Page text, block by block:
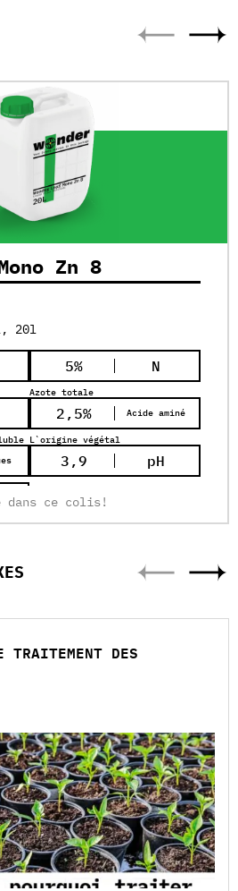
Zn 8
20l
5% N
Azote totale
2,5% Acide aminé
L`origine végétal
3,9 pH
ce colis!
TRAITEMENT DES